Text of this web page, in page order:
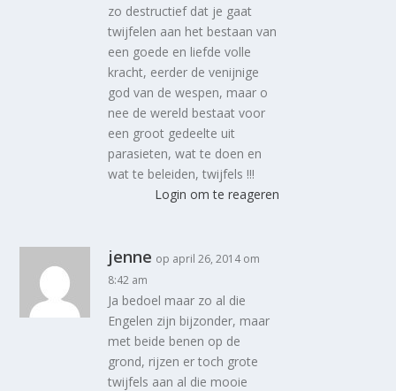
zo destructief dat je gaat
twijfelen aan het bestaan van
een goede en liefde volle
kracht, eerder de venijnige
god van de wespen, maar o
nee de wereld bestaat voor
een groot gedeelte uit
parasieten, wat te doen en
wat te beleiden, twijfels !!!
Login om te reageren
jenne op april 26, 2014 om
8:42 am
Ja bedoel maar zo al die
Engelen zijn bijzonder, maar
met beide benen op de
grond, rijzen er toch grote
twijfels aan al die mooie